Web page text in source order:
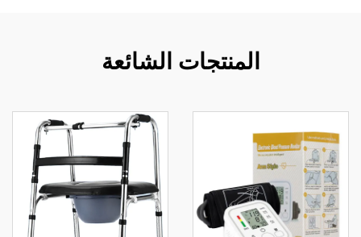
المنتجات الشائعة